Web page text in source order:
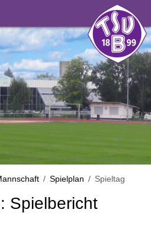
Spielplan Spieltag
Spielbericht